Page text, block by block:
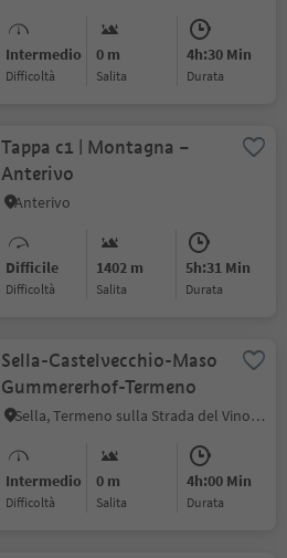
Intermedio
Difficoltà
0 m
Salita
4h:30 Min
durata
Tappa c1 | Montagna –
Anterivo
Anterivo
Difficile
Difficoltà
1402 m
Salita
5h:31 Min
durata
Sella-Castelvecchio-Maso
Gummererhof-Termeno
Sella, Termeno sulla Strada del Vino, Strada del Vino
Intermedio
Difficoltà
0 m
Salita
4h:00 Min
durata